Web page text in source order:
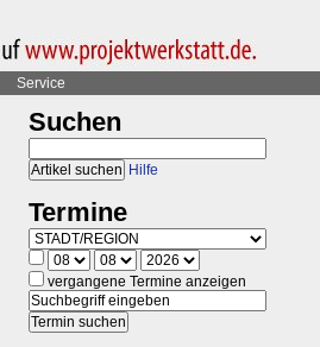
Service
Suchen
Hilfe
Termine
vergangene Termine anzeigen